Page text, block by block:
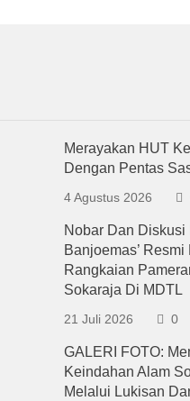
Merayakan HUT
Dengan Pentas
4 Agustus 2026
Nobar Dan Diskusi
Banjoemas’ Resmi
Rangkaian
Sokaraja Di MDTL
21 Juli 2026 0
GALERI FOTO:
Keindahan Alam
Melalui Lukisan